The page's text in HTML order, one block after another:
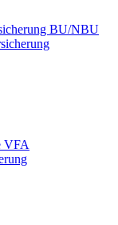
BU/NBU
VFA